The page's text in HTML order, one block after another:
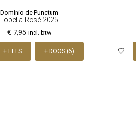
Dominio de Punctum
Lobetia Rosé 2025
€ 7,95 Incl. btw
+ FLES + DOOS (6)